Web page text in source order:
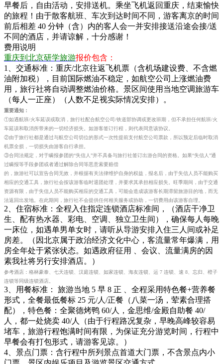
早餐后，自由活动，安排送机。乘坐飞机返回重庆，结束愉快
的旅程！由于散客航班、车次到达时间不同，游客离京的时间
前后相差 40 分钟（含）内的客人会一并安排接送沿途会接/送
不同的酒店，并请谅解，十分感谢！
费用说明
重庆到北京研学旅游报价包含：
1、交通标准：重庆/北京往返飞机票（含机场建设费、不含燃
油附加税），目前国际燃油不稳定，如航空公司上涨燃油费
用，旅行社将自动调整燃油价格。景区间使用当地空调旅游车
（每人一正座）（人数不足视实际情况安排）。
重要通知：
①如遇航班/火车延误或取消，旅行社配合航空公司/铁道部协调或更改班期，但不承担任何航班/火
车延误和取消所带来的一切经济损失。如游客签订行程，则代表同意该协议。
②由于旅行社都是通过与航空公司切位的形式一次性提前支付航空公司票款，所以预定后临时取消
机票全损，一切损失由游客自行承担。
③合同法规定，对于瞒报参团的“失信人”并不具备与旅行社签订出游合同的资格。如果“失信人”通
过瞒报等手段参团或者通过解除合同等恶意索要赔偿
的，旅游社可以宣告合同无效，并根据有关法律维护自身的权益，报名后，由于失信人员不能购买
相应的交通工具，旅行社会按该游客临时退团处理，并要求其承担相应损失。旺季期间，由于交通
资源有限，由于失信人员不能购买相应的交通工具，可能会造成该游客长期滞留旅游目的地，而无
法返回出发地。在此期间，旅行社不会提供任何相关服务或协助，一切费用由该游客自理。
2、住宿标准：全程入住指定连锁酒店标准间，（酒店干净卫
生、配有热水器、彩电、空调、独立卫生间），确保每人每晚
一床位，如遇单男单女时，请听从导游安排入住三人间或补足
房差。（因北京属于政治经济文化中心，客流量常年爆满，用
房全年处于紧张状态。如遇政府征用 、会议、流量满房的因
素我社将另行安排酒店。）
参考酒店：格林豪泰、七天连锁、汉庭连锁、如家连锁、海友连锁、运 7 连锁、速 8、忘归、橙子
连锁等同级连锁酒店。
3、用餐标准： 旅游当地 5 早 8 正 、全程采用特色餐+营养餐
形式，全餐最低餐标 25 元/人/正餐（八菜一汤，荤素合理搭
配），特色餐：全聚德烤鸭 60/人，金思维/金殿自助餐 40/
人，都一处烧卖 40/人（由于行程路况复杂，早晚高峰较容易
堵车，旅游行程饱满时间有限，为保证充分游览时间，行程中
早餐会有打包形式，请游客见谅。）
4、景点门票：含行程中所列景点首道大门票，不含景点内小